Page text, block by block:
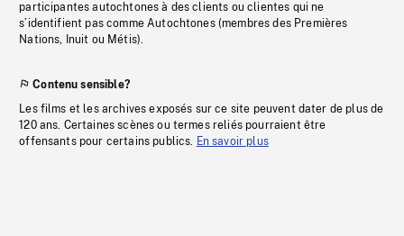
participantes autochtones à des clients ou clientes qui ne
s’identifient pas comme Autochtones (membres des Premières
Nations, Inuit ou Métis).
Contenu sensible?
Les films et les archives exposés sur ce site peuvent dater de plus de
120 ans. Certaines scènes ou termes reliés pourraient être
offensants pour certains publics. En savoir plus